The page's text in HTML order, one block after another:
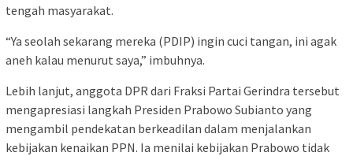
tengah masyarakat.
“Ya seolah sekarang mereka (PDIP) ingin cuci tangan, ini agak
aneh kalau menurut saya,” imbuhnya.
Lebih lanjut, anggota DPR dari Fraksi Partai Gerindra tersebut
mengapresiasi langkah Presiden Prabowo Subianto yang
mengambil pendekatan berkeadilan dalam menjalankan
kebijakan kenaikan PPN. Ia menilai kebijakan Prabowo tidak